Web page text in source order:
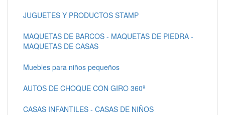
JUGUETES Y PRODUCTOS STAMP
MAQUETAS DE BARCOS - MAQUETAS DE PIEDRA -
MAQUETAS DE CASAS
Muebles para niños pequeños
AUTOS DE CHOQUE CON GIRO 360º
CASAS INFANTILES - CASAS DE NIÑOS